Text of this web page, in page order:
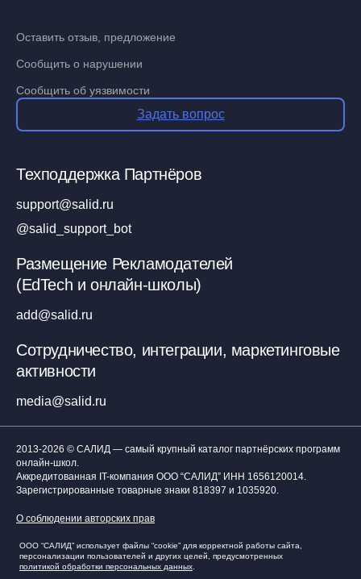
Оставить отзыв, предложение
Сообщить о нарушении
Сообщить об уязвимости
Задать вопрос
Техподдержка Партнёров
support@salid.ru
@salid_support_bot
Размещение Рекламодателей
(EdTech и онлайн-школы)
add@salid.ru
Сотрудничество, интеграции, маркетинговые
активности
media@salid.ru
2013-2026 © САЛИД — самый крупный каталог партнёрских программ
онлайн-школ.
Аккредитованная IT-компания ООО “САЛИД” ИНН 1656120014.
Зарегистрированные товарные знаки 818397 и 1035920.
О соблюдении авторских прав
ООО “САЛИД” использует файлы “cookie” для корректной работы сайта,
персонализации пользователей и других целей, предусмотренных
политикой обработки персональных данных